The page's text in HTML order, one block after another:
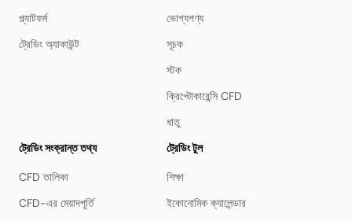
প্ল্যাটফর্ম
ট্রেডিং অ্যাকাউন্ট
ভোগ্যপণ্য
সূচক
স্টক
ক্রিপ্টোকারেন্সি CFD
ধাতু
ট্রেডিং সংক্রান্ত তথ্য
CFD তালিকা
CFD-এর মেয়াদপূর্তি
ট্রেডিং টুল
শিক্ষা
ইকোনোমিক ক্যালেন্ডার